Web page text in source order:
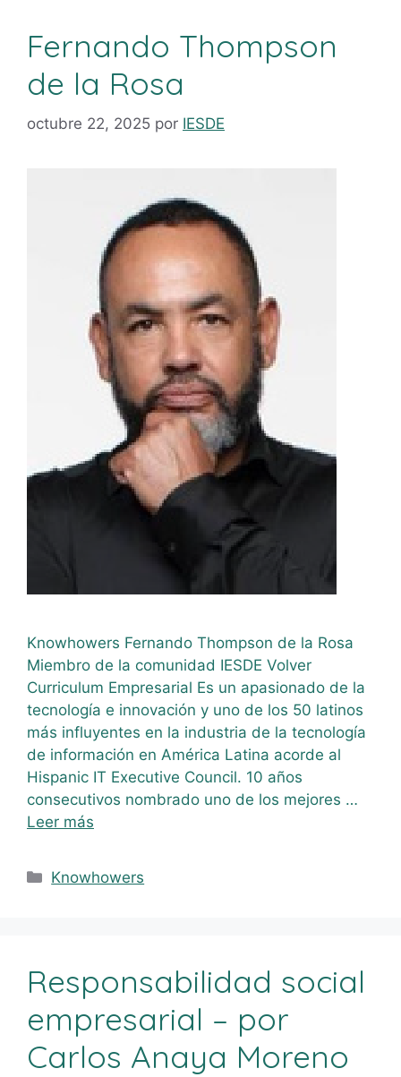
Fernando Thompson
de la Rosa
octubre 22, 2025 por IESDE
Knowhowers Fernando Thompson de la Rosa
Miembro de la comunidad IESDE Volver
Curriculum Empresarial Es un apasionado de la
tecnología e innovación y uno de los 50 latinos
más influyentes en la industria de la tecnología
de información en América Latina acorde al
Hispanic IT Executive Council. 10 años
consecutivos nombrado uno de los mejores …
Leer más
Knowhowers
Responsabilidad social
empresarial – por
Carlos Anaya Moreno